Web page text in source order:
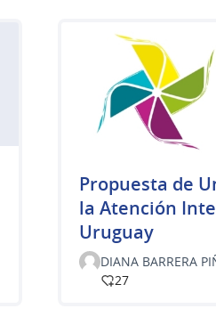
Propuesta de
la Atención
Uruguay
DIANA BARRERA
27